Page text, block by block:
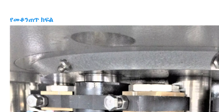
የመቆንጠጥ ክፍል